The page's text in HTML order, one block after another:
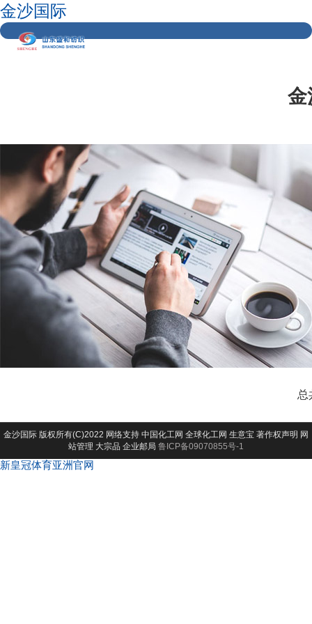
金沙国际
金
总
金沙国际 版权所有(C)2022 网络支持 中国化工网 全球化工网 生意宝 著作权声明 网
站管理 大宗品 企业邮局 鲁ICP备09070855号-1
新皇冠体育亚洲官网